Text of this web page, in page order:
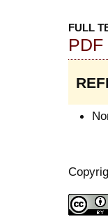
FULL
PDF